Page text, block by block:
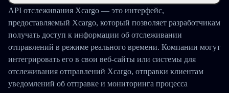
API отслеживания Xcargo — это интерфейс,
предоставляемый Xcargo, который позволяет разработчикам
получать доступ к информации об отслеживании
отправлений в режиме реального времени. Компании могут
интегрировать его в свои веб-сайты или системы для
отслеживания отправлений Xcargo, отправки клиентам
уведомлений об отправке и мониторинга процесса